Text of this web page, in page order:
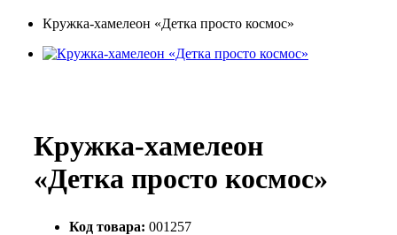
Кружка-хамелеон «Детка просто космос»
Кружка-хамелеон
«Детка просто космос»
Код товара: 001257